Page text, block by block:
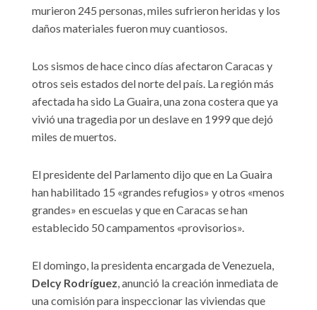
murieron 245 personas, miles sufrieron heridas y los
daños materiales fueron muy cuantiosos.
Los sismos de hace cinco días afectaron Caracas y
otros seis estados del norte del país. La región más
afectada ha sido La Guaira, una zona costera que ya
vivió una tragedia por un deslave en 1999 que dejó
miles de muertos.
El presidente del Parlamento dijo que en La Guaira
han habilitado 15 «grandes refugios» y otros «menos
grandes» en escuelas y que en Caracas se han
establecido 50 campamentos «provisorios».
El domingo, la presidenta encargada de Venezuela,
Delcy Rodríguez , anunció la creación inmediata de
una comisión para inspeccionar las viviendas que